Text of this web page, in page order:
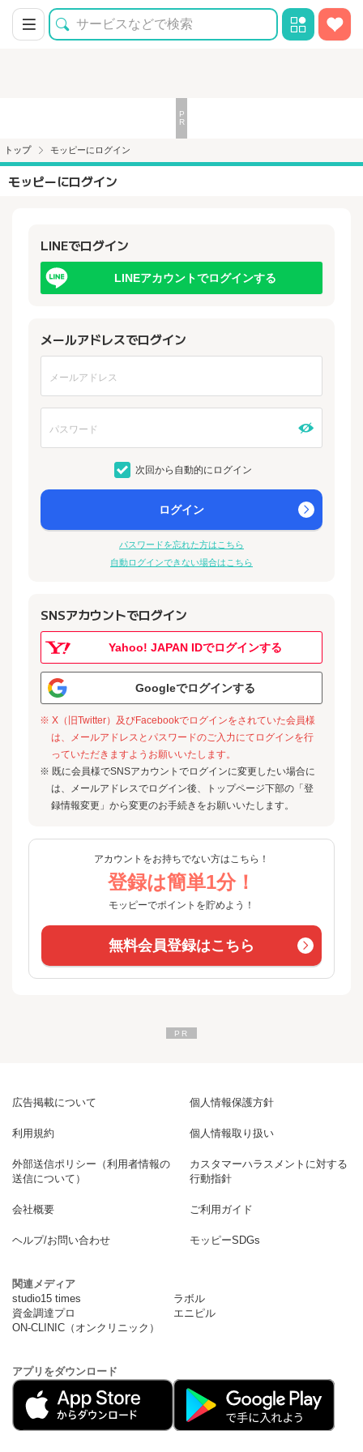
トップ モッピーにログイン
モッピーにログイン
LINEでログイン
LINEアカウントでログインする
メールアドレスでログイン
次回から自動的にログイン
ログイン
パスワードを忘れた方はこちら
自動ログインできない場合はこちら
SNSアカウントでログイン
Yahoo! JAPAN IDでログインする
Googleでログインする
※ X（旧Twitter）及びFacebookでログインをされていた会員様
は、メールアドレスとパスワードのご入力にてログインを行
っていただきますようお願いいたします。
※ 既に会員様でSNSアカウントでログインに変更したい場合に
は、メールアドレスでログイン後、トップページ下部の「登
録情報変更」から変更のお手続きをお願いいたします。
アカウントをお持ちでない方はこちら！
登録は簡単1分！
モッピーでポイントを貯めよう！
無料会員登録はこちら
広告掲載について 個人情報保護方針
利用規約 個人情報取り扱い
外部送信ポリシー（利用者情報の
送信について）
カスタマーハラスメントに対する
行動指針
会社概要 ご利用ガイド
ヘルプ/お問い合わせ モッピーSDGs
関連メディア
studio15 times
ラボル
資金調達プロ
エニピル
ON-CLINIC（オンクリニック）
アプリをダウンロード